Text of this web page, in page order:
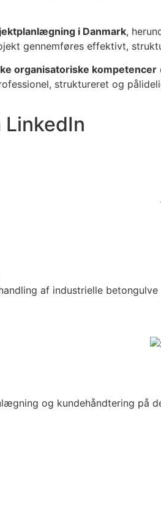
i Danmark,
gennemføres effektivt,
organisatoriske kompetencer
struktureret og
af industrielle betongulve
og kundehåndtering på